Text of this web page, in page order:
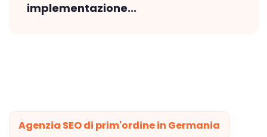
implementazione...
Agenzia SEO di prim'ordine in Germania